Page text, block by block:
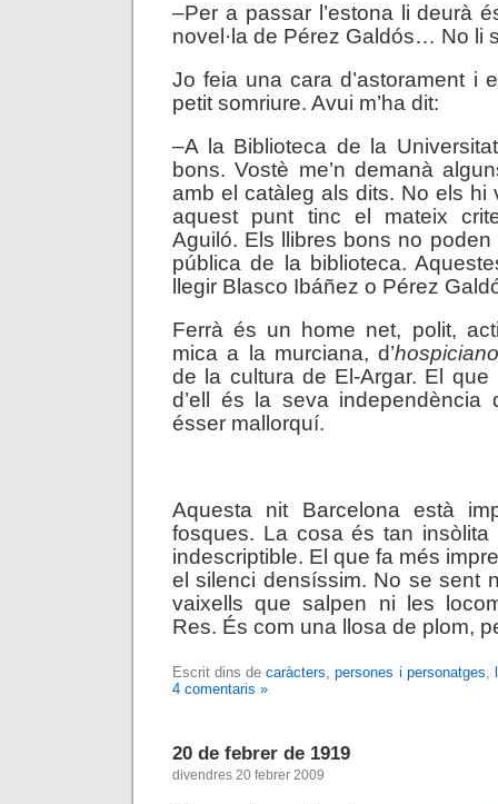
–Per a passar l’estona li deurà
novel·la de Pérez Galdós… No li
Jo feia una cara d’astorament i
petit somriure. Avui m’ha dit:
–A la Biblioteca de la
bons. Vostè me’n demanà
amb el catàleg als dits. No els hi
aquest punt tinc el mateix
Aguiló. Els llibres bons no
pública de la biblioteca.
llegir Blasco Ibáñez o Pérez
Ferrà és un home net, polit,
mica a la murciana, d’hospiciano
de la cultura de El-Argar. El que
d’ell és la seva independència
ésser mallorquí.
Aquesta nit Barcelona està
fosques. La cosa és tan insòlita
indescriptible. El que fa més
el silenci densíssim. No se sent
vaixells que salpen ni les
Res. És com una llosa de plom,
Escrit dins decaràcters, persones i personatges,
4 comentaris »
20 de febrer de 1919
divendres 20 febrer 2009